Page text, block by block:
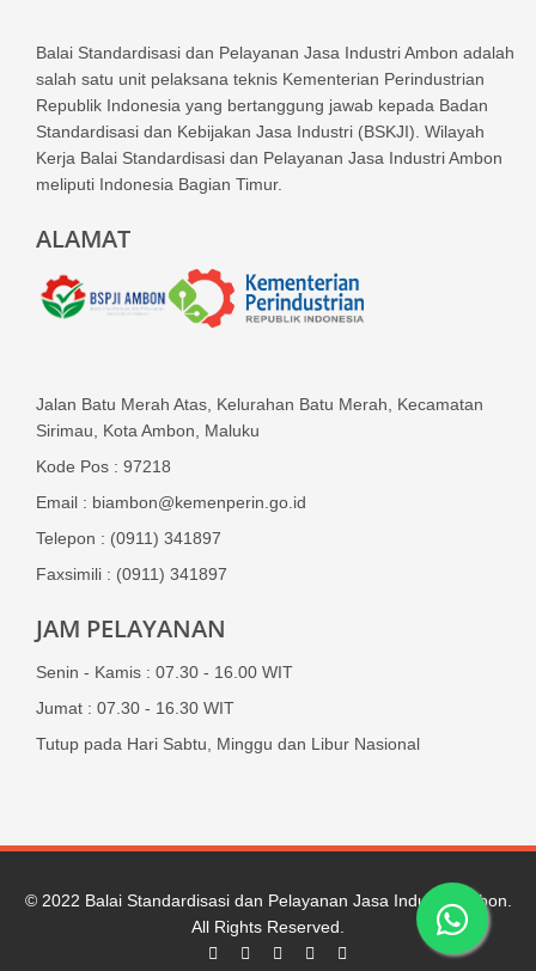
Balai Standardisasi dan Pelayanan Jasa Industri Ambon adalah
salah satu unit pelaksana teknis Kementerian Perindustrian
Republik Indonesia yang bertanggung jawab kepada Badan
Standardisasi dan Kebijakan Jasa Industri (BSKJI). Wilayah
Kerja Balai Standardisasi dan Pelayanan Jasa Industri Ambon
meliputi Indonesia Bagian Timur.
ALAMAT
Jalan Batu Merah Atas, Kelurahan Batu Merah, Kecamatan
Sirimau, Kota Ambon, Maluku
Kode Pos : 97218
Email : biambon@kemenperin.go.id
Telepon : (0911) 341897
Faxsimili : (0911) 341897
JAM PELAYANAN
Senin - Kamis : 07.30 - 16.00 WIT
Jumat : 07.30 - 16.30 WIT
Tutup pada Hari Sabtu, Minggu dan Libur Nasional
© 2022 Balai Standardisasi dan Pelayanan Jasa Industri Ambon.
All Rights Reserved.